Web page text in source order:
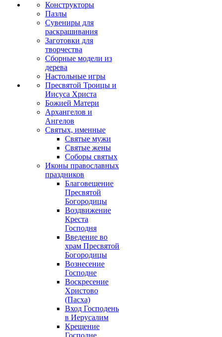
Конструкторы
Пазлы
Сувениры для
раскрашивания
Заготовки для
творчества
Сборные модели из
дерева
Настольные игры
Пресвятой Троицы и
Иисуса Христа
Божией Матери
Архангелов и
Ангелов
Святых, именные
Святые мужи
Святые жены
Соборы святых
Иконы православных
праздников
Благовещение
Пресвятой
Богородицы
Воздвижение
Креста
Господня
Введение во
храм Пресвятой
Богородицы
Вознесение
Господне
Воскресение
Христово
(Пасха)
Вход Господень
в Иерусалим
Крещение
Господне